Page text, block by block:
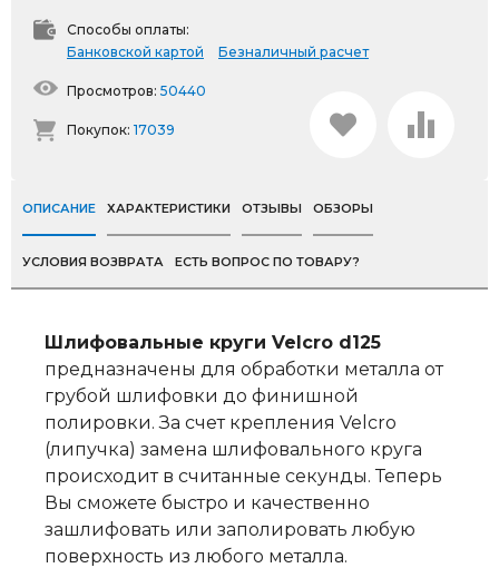
Способы оплаты:
Банковской картой
Безналичный расчет
Просмотров: 50440
Покупок: 17039
ОПИСАНИЕ ХАРАКТЕРИСТИКИ ОТЗЫВЫ ОБЗОРЫ
УСЛОВИЯ ВОЗВРАТА ЕСТЬ ВОПРОС ПО ТОВАРУ?
Шлифовальные круги Velcro d125
предназначены для обработки металла от
грубой шлифовки до финишной
полировки. За счет крепления Velcro
(липучка) замена шлифовального круга
происходит в считанные секунды. Теперь
Вы сможете быстро и качественно
зашлифовать или заполировать любую
поверхность из любого металла.